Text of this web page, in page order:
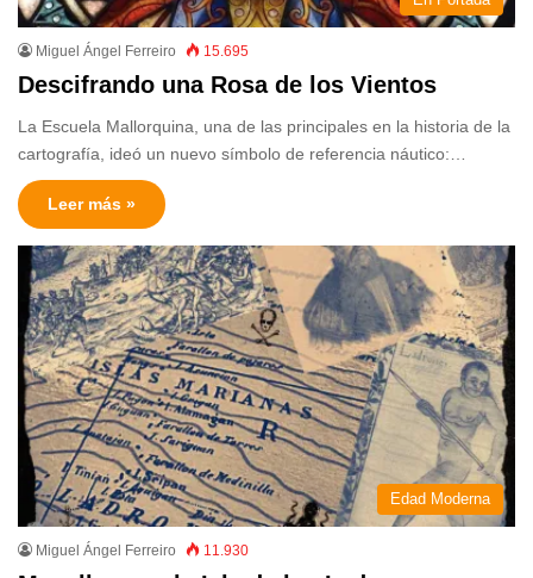
Miguel Ángel Ferreiro 15.695
Descifrando una Rosa de los Vientos
La Escuela Mallorquina, una de las principales en la historia de la
cartografía, ideó un nuevo símbolo de referencia náutico:…
Leer más »
Edad Moderna
Miguel Ángel Ferreiro 11.930